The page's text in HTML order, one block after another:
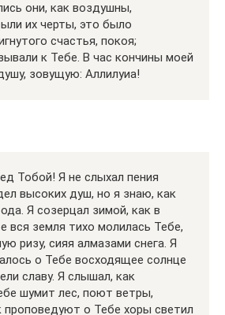
они, как воздушны,
их черты, это было
счастья, покоя;
к Тебе. В час кончины моей
зовущую: Аллилуиа!
Тобой! Я не слыхал пения
высоких душ, но я знаю, как
Я созерцал зимой, как в
вся земля тихо молилась Тебе,
ризу, сияя алмазами снега. Я
о Тебе восходящее солнце
славу. Я слышал, как
шумит лес, поют ветры,
проповедуют о Тебе хоры светил